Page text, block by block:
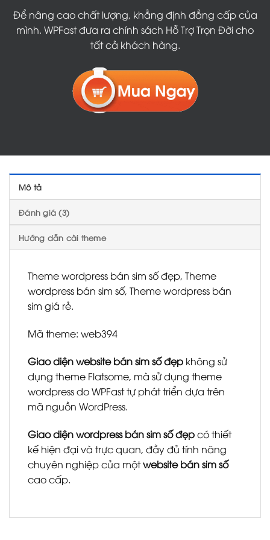
Để nâng cao chất lượng, khẳng định đẳng cấp của
mình. WPFast đưa ra chính sách Hỗ Trợ Trọn Đời cho
tất cả khách hàng.
Mô tả
Đánh giá (3)
Hướng dẫn cài theme
Theme wordpress bán sim số đẹp, Theme
wordpress bán sim số, Theme wordpress bán
sim giá rẻ.
Mã theme: web394
Giao diện website bán sim số đẹp không sử
dụng theme Flatsome, mà sử dụng theme
wordpress do WPFast tự phát triển dựa trên
mã nguồn WordPress.
Giao diện wordpress bán sim số đẹpcó thiết
kế hiện đại và trực quan, đầy đủ tính năng
chuyên nghiệp của mộtwebsite bán sim số
cao cấp.